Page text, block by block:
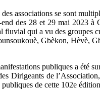
associations se sont
des 28 et 29 mai 2023 à
qui a vu des groupes
Gbèkon, Hèvè,
publiques a été
Dirigeants de
de cette 102e